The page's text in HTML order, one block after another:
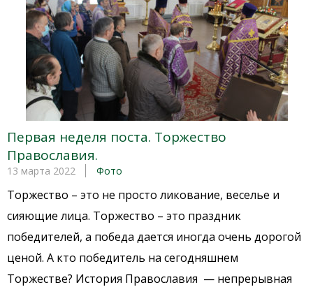
Первая неделя поста. Торжество
Православия.
13 марта 2022 Фото
Торжество – это не просто ликование, веселье и
сияющие лица. Торжество – это праздник
победителей, а победа дается иногда очень дорогой
ценой. А кто победитель на сегодняшнем
Торжестве? История Православия — непрерывная